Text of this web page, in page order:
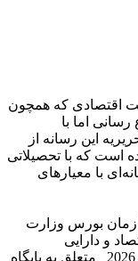
اقتصادی که همچون
اما با
این رسانه از
است که با تحصیلاتی
با معیار‌های
بورس وزارت
و دارایی
© تمامی حقوق مادی و معنوی سایت تا سال 2026 متعلق به پایگاه